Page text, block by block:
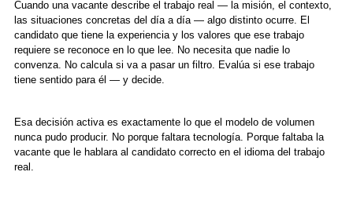
Cuando una vacante describe el trabajo real — la misión, el contexto,
las situaciones concretas del día a día — algo distinto ocurre. El
candidato que tiene la experiencia y los valores que ese trabajo
requiere se reconoce en lo que lee. No necesita que nadie lo
convenza. No calcula si va a pasar un filtro. Evalúa si ese trabajo
tiene sentido para él — y decide.
Esa decisión activa es exactamente lo que el modelo de volumen
nunca pudo producir. No porque faltara tecnología. Porque faltaba la
vacante que le hablara al candidato correcto en el idioma del trabajo
real.